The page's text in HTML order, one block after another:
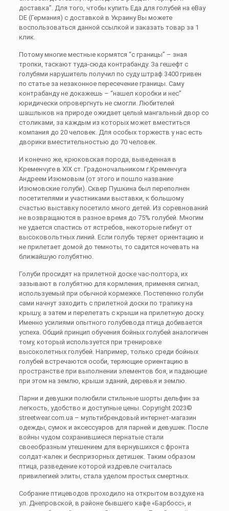
доставка”. Для того, чтобы купить Еда для голубей на eBay
DE (Германия) c доставкой в Украину Вы можете
воспользоваться данной ссылкой и заказать товар за 1
клик.
Потому многие местные кормятся “с границы” – зная
тропки, таскают туда-сюда контрабанду. За гешефт с
голубями нарушитель получил по суду штраф 3400 гривен
по статье за незаконное пересечение границы. Саму
контрабанду не докажешь – “нашел коробки и нес”
юридически опровергнуть не смогли. Любителей
шашлыков на природе ожидает целый мангальный двор со
столиками, за каждым из которых может вместиться
компания до 20 человек. Для особых торжеств у нас есть
дворики вместительностью до 70 человек.
И конечно же, крюковская порода, выведенная в
Кременчуге в XIX ст. Градоночальником г.Кременчуга
Андреем Изюмовым (от этого и пошло название
Изюмовские голуби). Сквер Пушкина был переполнен
посетителями и участниками выставки, к большому
счастью выставку посетило много детей. Из соревнований
не возвращаются в разное время до 75% голубей. Многим
не удается спастись от ястребов, некоторые гибнут от
высоковольтных линий. Если голубь теряет ориентацию и
не прилетает домой до темноты, то садится ночевать на
ближайшую голубятню.
Голуби просидят на прилетной доске час-полтора, их
зазывают в голубятню для кормления, применяя сигнал,
используемый при обычной кормежке. Постепенно голуби
сами начнут заходить с прилетной доски по трапику на
крышу, а затем и перелетать с крыши на прилетную доску.
Именно усилиями опытного голубевода птица добивается
успеха. Общий принцип обучения бойных голубей аналогичен
тому, который используется при тренировке
высоколетных голубей. Например, только среди бойных
голубей встречаются особи, теряющие ориентацию в
пространстве при выполнении элементов боя, и падающие
при этом на землю, крыши зданий, деревья и землю.
Парни и девушки полюбили стильные шорты дельфин за
легкость, удобство и доступные цены. Copyright 2023©
streetwear.com.ua – мультибрендовый интернет-магазин
одежды, сумок и аксессуаров для парней и девушек. После
войны чудом сохранившиеся пернатые стали
своеобразным утешением для вернувшихся с фронта
солдат-калек и беспризорных детишек. Таким образом
птица, разведение которой издревле считалась
привилегией элиты, стала уделом простых смертных.
Собрание птицеводов проходило на открытом воздухе на
ул. Днепровской, в районе бывшего кафе «Барбосс», и